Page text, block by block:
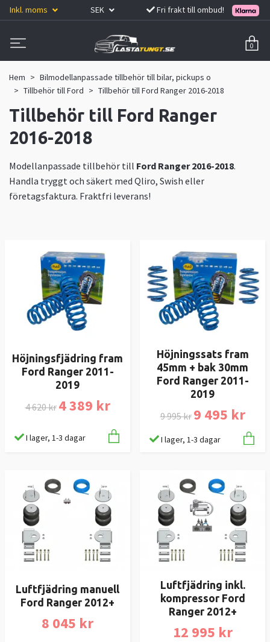
Inkl. moms SEK Fri frakt till ombud!
0
Hem
Bilmodellanpassade tillbehör till bilar, pickups o
Tillbehör till Ford
Tillbehör till Ford Ranger 2016-2018
Tillbehör till Ford Ranger
2016-2018
Modellanpassade tillbehör till Ford Ranger 2016-2018.
Handla tryggt och säkert med Qliro, Swish eller
företagsfaktura. Fraktfri leverans!
Höjningsfjädring fram
Ford Ranger 2011-
2019
4 620 kr 4 389 kr
I lager, 1-3 dagar
Höjningssats fram
45mm + bak 30mm
Ford Ranger 2011-
2019
9 995 kr 9 495 kr
I lager, 1-3 dagar
Luftfjädring manuell
Ford Ranger 2012+
8 045 kr
Luftfjädring inkl.
kompressor Ford
Ranger 2012+
12 995 kr